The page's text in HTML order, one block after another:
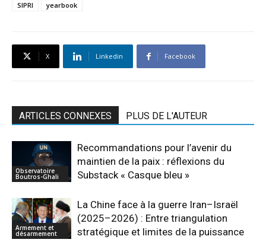
SIPRI
yearbook
X Linkedin Facebook
ARTICLES CONNEXES PLUS DE L'AUTEUR
Observatoire
Boutros-Ghali
Recommandations pour l’avenir du
maintien de la paix : réflexions du
Substack « Casque bleu »
Armement et
désarmement
La Chine face à la guerre Iran–Israël
(2025–2026) : Entre triangulation
stratégique et limites de la puissance